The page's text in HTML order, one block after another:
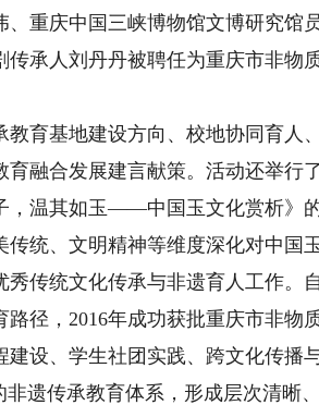
重庆中国三峡博物馆文博研究馆
承人刘丹丹被聘任为重庆市非物
育基地建设方向、校地协同育人
融合发展建言献策。活动还举行
，温其如玉——中国玉文化赏析》
统、文明精神等维度深化对中国
统文化传承与非遗育人工作。
径，2016年成功获批重庆市非物
设、学生社团实践、跨文化传播
遗传承教育体系，形成层次清晰